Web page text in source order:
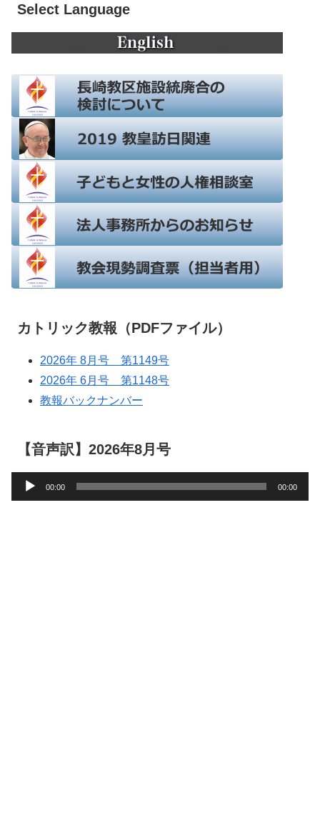
Select Language
カトリック教報（PDFファイル）
2026年 8月号 第1149号
2026年 6月号 第1148号
教報バックナンバー
【音声訳】2026年8月号
声
00:00 00:00